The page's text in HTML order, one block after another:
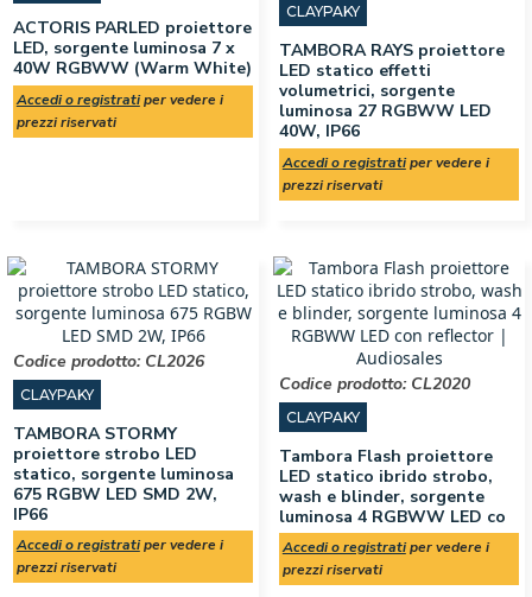
ACTORIS PARLED proiettore
LED, sorgente luminosa 7 x
40W RGBWW (Warm White)
Accedi o registratiper vedere i
prezzi riservati
CLAYPAKY
TAMBORA RAYS proiettore
LED statico effetti
volumetrici, sorgente
luminosa 27 RGBWW LED
40W, IP66
Accedi o registratiper vedere i
prezzi riservati
Codice prodotto: CL2026
CLAYPAKY
TAMBORA STORMY
proiettore strobo LED
statico, sorgente luminosa
675 RGBW LED SMD 2W,
IP66
Accedi o registratiper vedere i
prezzi riservati
Codice prodotto: CL2020
CLAYPAKY
Tambora Flash proiettore
LED statico ibrido strobo,
wash e blinder, sorgente
luminosa 4 RGBWW LED co
Accedi o registratiper vedere i
prezzi riservati